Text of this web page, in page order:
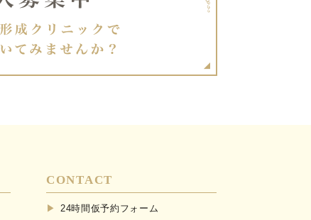
CONTACT
24時間仮予約フォーム